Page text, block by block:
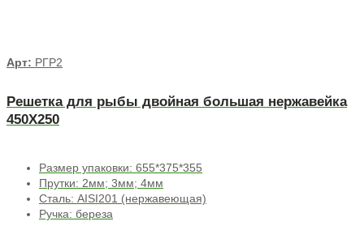
Арт: РГР2
Решетка для рыбы двойная большая нержавейка
450Х250
Размер упаковки: 655*375*355
Прутки: 2мм; 3мм; 4мм
Сталь: AISI201 (нержавеющая)
Ручка: береза